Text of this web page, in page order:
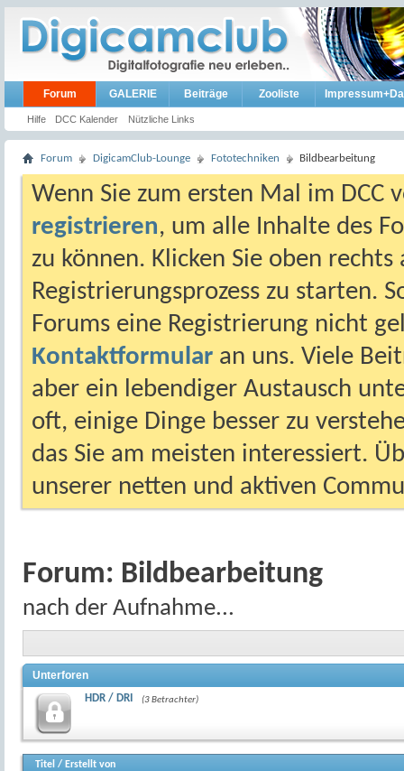
Forum
Hilfe DCC Kalender Nützliche Links
GALERIE Beiträge Zooliste
Forum DigicamClub-Lounge Fototechniken Bildbearbeitung
Wenn Sie zum ersten Mal im DCC
registrieren, um alle Inhalte des
zu können. Klicken Sie oben
Registrierungsprozess zu starten.
Forums eine Registrierung nicht
Kontaktformular an uns. Viele
aber ein lebendiger Austausch
oft, einige Dinge besser zu
das Sie am meisten interessiert.
unserer netten und aktiven
Forum: Bildbearbeitung
nach der Aufnahme...
Unterforen
HDR / DRI (3 Betrachter)
Titel / Erstellt von